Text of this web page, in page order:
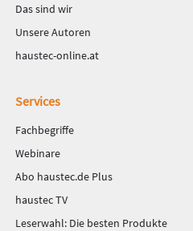
Das sind wir
Unsere Autoren
haustec-online.at
Services
Fachbegriffe
Webinare
Abo haustec.de Plus
haustec TV
Leserwahl: Die besten Produkte